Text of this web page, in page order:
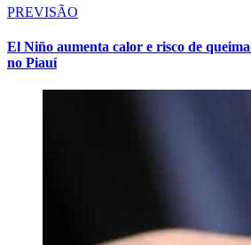
PREVISÃO
El Niño aumenta calor e risco de
no Piauí